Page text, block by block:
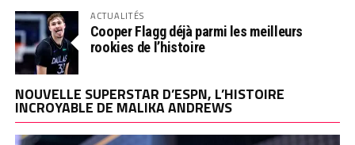
ACTUALITÉS
Cooper Flagg déjà parmi les meilleurs
rookies de l’histoire
NOUVELLE SUPERSTAR D’ESPN, L’HISTOIRE
INCROYABLE DE MALIKA ANDREWS